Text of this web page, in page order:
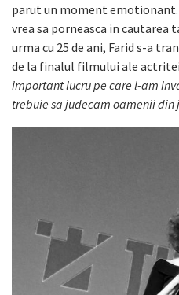
parut un moment emotionant.
vrea sa porneasca in cautarea
urma cu 25 de ani, Farid s-a
de la finalul filmului ale
important lucru pe care l-am
trebuie sa judecam oamenii din